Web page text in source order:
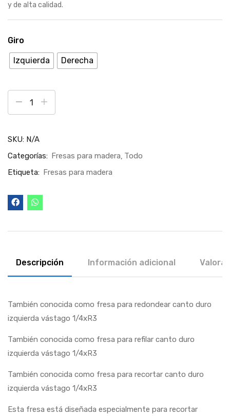
y de alta calidad.
Giro
Izquierda Derecha
SKU: N/A
Categorías: Fresas para madera Todo
Etiqueta: Fresas para madera
Descripción Información adicional
También conocida como fresa para redondear canto duro
izquierda vástago 1/4xR3
También conocida como fresa para refilar canto duro
izquierda vástago 1/4xR3
También conocida como fresa para recortar canto duro
izquierda vástago 1/4xR3
Esta fresa está diseñada especialmente para recortar